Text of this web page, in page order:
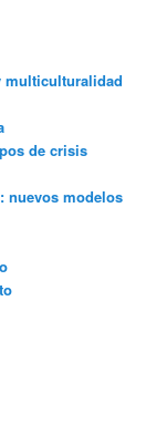
multiculturalidad
de crisis
nuevos modelos